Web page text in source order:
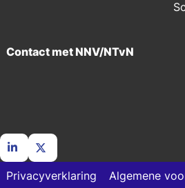
Contact met NNV/NTvN
Go
Privacyverklaring Algemene